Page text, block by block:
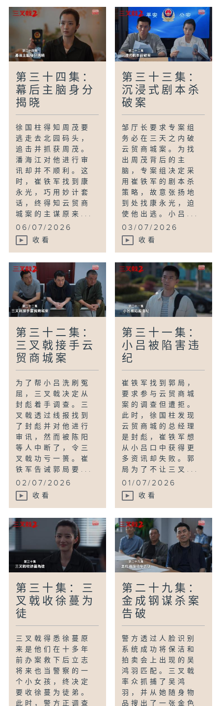
第三十四集：
幕后主脑身分
揭晓
徐国柱得知周茂要
逃走去北园码头，
追击并抓获周茂。
潘海江对他进行审
讯却并不顺利。这
时，崔铁军找到康
永光，巧用妙计套
话，终得知云贸商
城案的主谋原来...
06/07/2026
收看
第三十三集：
沉浸式剧本杀
破案
邹厅长要求专案组
务必在三天之内破
云贸商城案。为找
出周茂背后的主
脑，专案组决定采
用崔铁军的剧本杀
策略，故意张扬地
到处找康永光，迫
使他出逃。小吕...
03/07/2026
收看
第三十二集：
三叉戟接手云
贸商城案
为了帮小吕洗刷冤
屈，三叉戟决定从
封彪着手调查。三
叉戟透过线报找到
了封彪并对他进行
审讯，然而被陈阳
等人中断了，令三
叉戟功亏一篑。崔
铁军告诫郭局要...
02/07/2026
收看
第三十一集：
小吕被陷害违
纪
崔铁军找到郭局，
要求参与云贸商城
案的调查但遭拒。
此时，徐国柱发现
云贸商城的总经理
是封彪，崔铁军想
从小吕口中获得更
多资讯却失败。郭
局为了不让三叉...
01/07/2026
收看
第三十集：三
叉戟收徐蔓为
徒
三叉戟得悉徐蔓原
来是他们在十多年
前办案救下后立志
将来也当警察的一
个小女孩，终决定
要收徐蔓为徒弟。
此时，警方正调查
第二十九集：
金成钢谋杀案
告破
警方透过人脸识别
系统成功将保洁和
拍卖会上出现的吴
鸿羽匹配。三叉戟
率众抓捕了吴鸿
羽，并从她随身物
品搜出了一张金色